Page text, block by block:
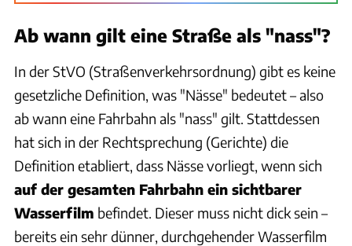
Ab wann gilt eine Straße als "nass"?
In der StVO (Straßenverkehrsordnung) gibt es keine
gesetzliche Definition, was "Nässe" bedeutet – also
ab wann eine Fahrbahn als "nass" gilt. Stattdessen
hat sich in der Rechtsprechung (Gerichte) die
Definition etabliert, dass Nässe vorliegt, wenn sich
auf der gesamten Fahrbahn ein sichtbarer
Wasserfilm befindet. Dieser muss nicht dick sein –
bereits ein sehr dünner, durchgehender Wasserfilm